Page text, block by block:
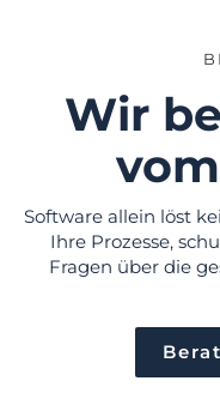
Wir
Software allein löst
Ihre Prozesse,
Fragen über die